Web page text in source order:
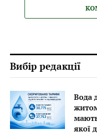
Вибір редакції
Вода
якої